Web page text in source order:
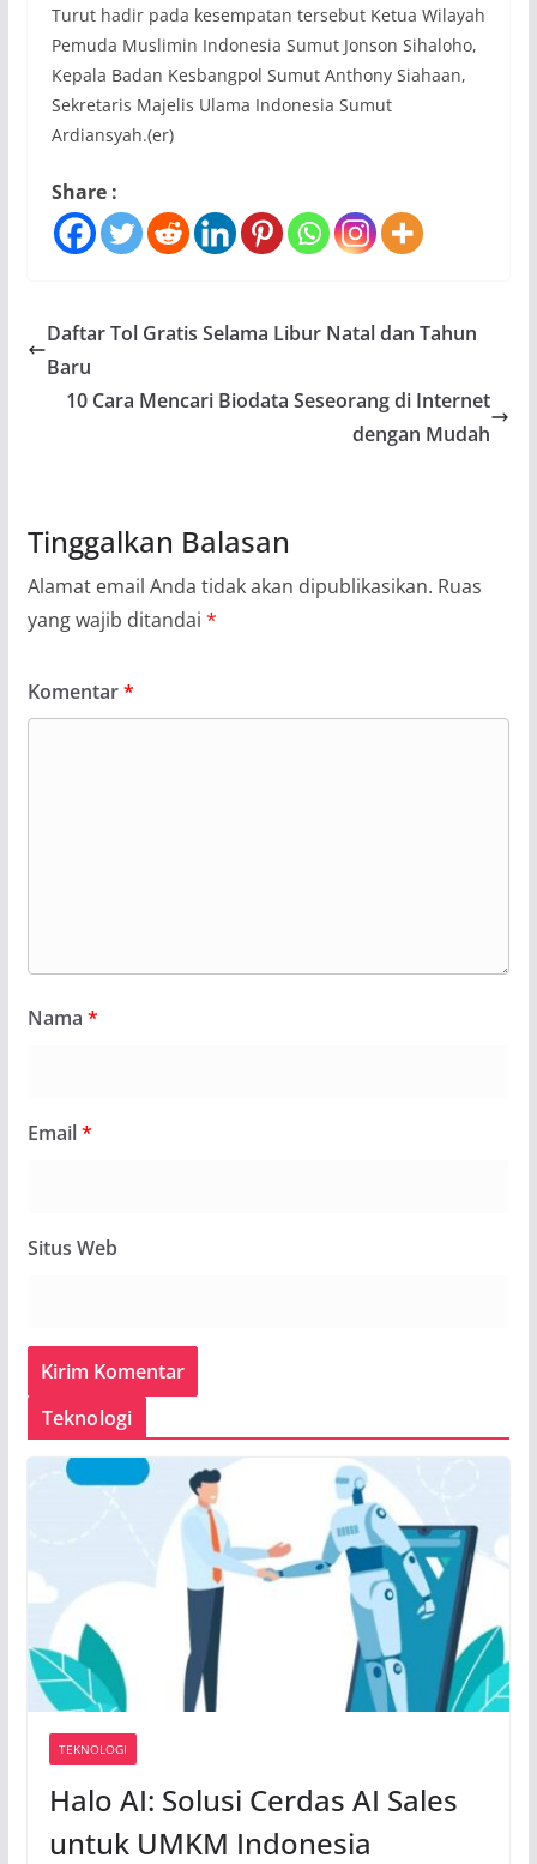
Turut hadir pada kesempatan tersebut Ketua Wilayah
Pemuda Muslimin Indonesia Sumut Jonson Sihaloho,
Kepala Badan Kesbangpol Sumut Anthony Siahaan,
Sekretaris Majelis Ulama Indonesia Sumut
Ardiansyah.(er)
Share :
Daftar Tol Gratis Selama Libur Natal dan Tahun
Baru
10 Cara Mencari Biodata Seseorang di Internet
dengan Mudah
Tinggalkan Balasan
Alamat email Anda tidak akan dipublikasikan. Ruas
yang wajib ditandai *
Komentar*
Nama *
Email*
Situs Web
Teknologi
TEKNOLOGI
Halo AI: Solusi Cerdas AI Sales
untuk UMKM Indonesia